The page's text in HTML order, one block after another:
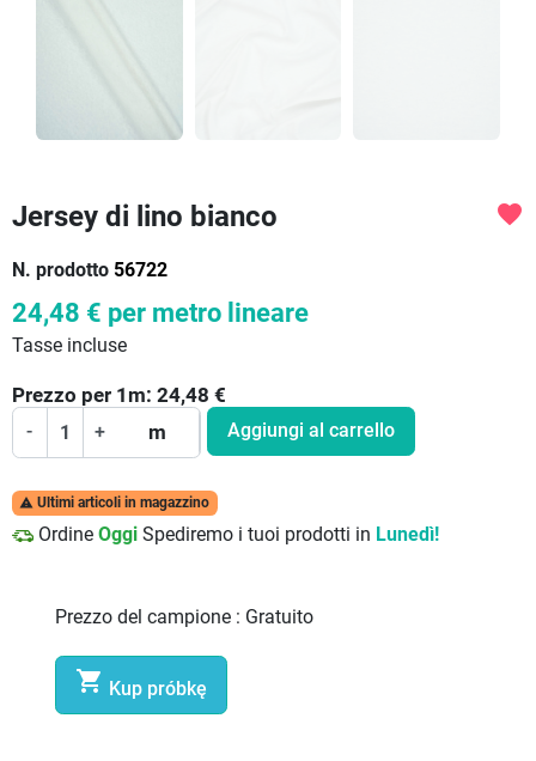
Jersey di lino bianco
N. prodotto 56722
favorite
24,48 € per metro lineare
Tasse incluse
Prezzo per 1 m: 24,48 €
- + m Aggiungi al carrello
 Ultimi articoli in magazzino
Ordine Oggi Spediremo i tuoi prodotti in Lunedì!
Prezzo del campione : Gratuito
 Kup próbkę